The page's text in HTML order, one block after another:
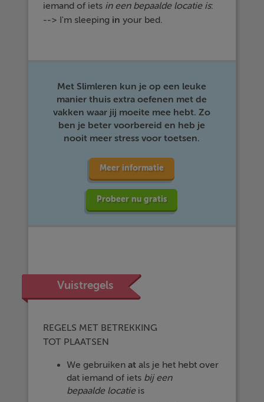
iemand of iets in een bepaalde locatie is:
--> I'm sleeping in your bed.
Met Slimleren kun je op een leuke
manier thuis extra oefenen met de
vakken waar jij moeite mee hebt. Zo
ben je beter voorbereid en heb je
nooit meer stress voor toetsen.
Meer informatie
Probeer nu gratis
Vuistregels
REGELS MET BETREKKING
TOT PLAATSEN
We gebruikenat als je het hebt over
dat iemand of iets bij een
bepaalde locatieis